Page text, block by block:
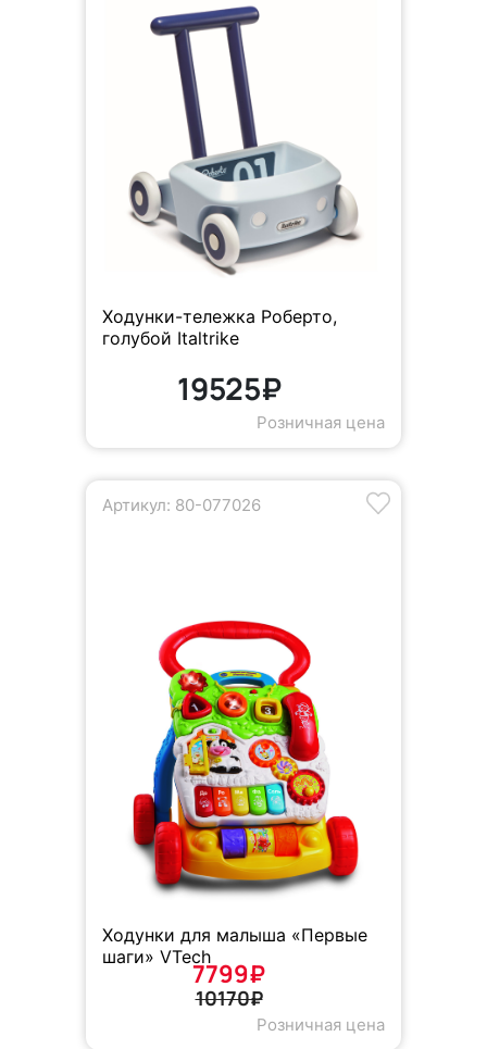
Ходунки-тележка Роберто,
голубой Italtrike
19525₽
Розничная цена
Артикул: 80-077026
Ходунки для малыша «Первые
шаги» VTech
7799₽
10170₽
Розничная цена